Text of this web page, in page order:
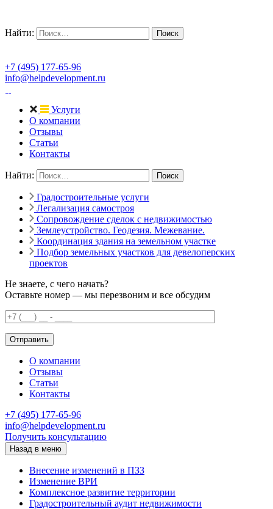
Найти:
+7 (495) 177-65-96
info@helpdevelopment.ru
Услуги
О компании
Отзывы
Статьи
Контакты
Найти:
Градостроительные услуги
Легализация самостроя
Сопровождение сделок с недвижимостью
Землеустройство. Геодезия. Межевание.
Координация здания на земельном участке
Подбор земельных участков для девелоперских
проектов
Не знаете, с чего начать?
Оставьте номер — мы перезвоним и все обсудим
О компании
Отзывы
Статьи
Контакты
+7 (495) 177-65-96
info@helpdevelopment.ru
Получить консультацию
Назад в меню
Внесение изменений в ПЗЗ
Изменение ВРИ
Комплексное развитие территории
Градостроительный аудит недвижимости